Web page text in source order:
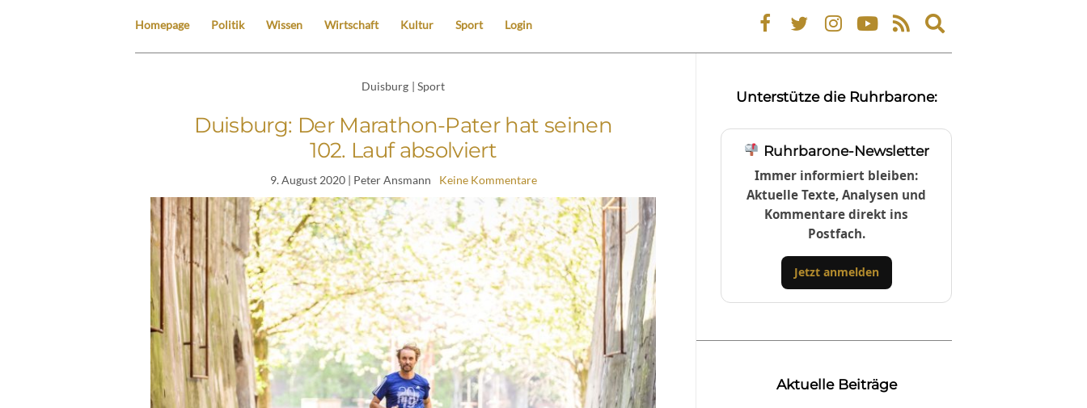
Homepage Politik Wissen Wirtschaft Kultur Sport Login
Expand
search
Duisburg | Sport
Duisburg: Der Marathon-Pater hat seinen
102. Lauf absolviert
9. August 2020| Peter Ansmann Keine Kommentare
Unterstütze die Ruhrbarone:
Ruhrbarone-Newsletter
Immer informiert bleiben:
Aktuelle Texte, Analysen und
Kommentare direkt ins
Postfach.
Jetzt anmelden
Aktuelle Beiträge